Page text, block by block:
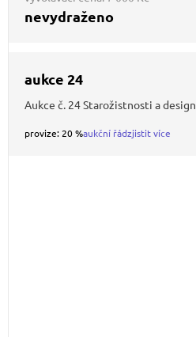
nevydraženo
aukce 24
Aukce č. 24 Starožistnosti a design
provize: 20 %aukční řádzjistit více